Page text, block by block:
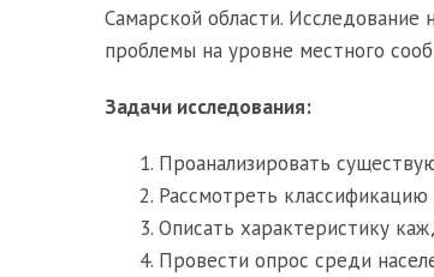
Самарской области. Исследование
проблемы на уровне местного
Задачи исследования:
Проанализировать
Рассмотреть
Описать характеристику
Провести опрос среди